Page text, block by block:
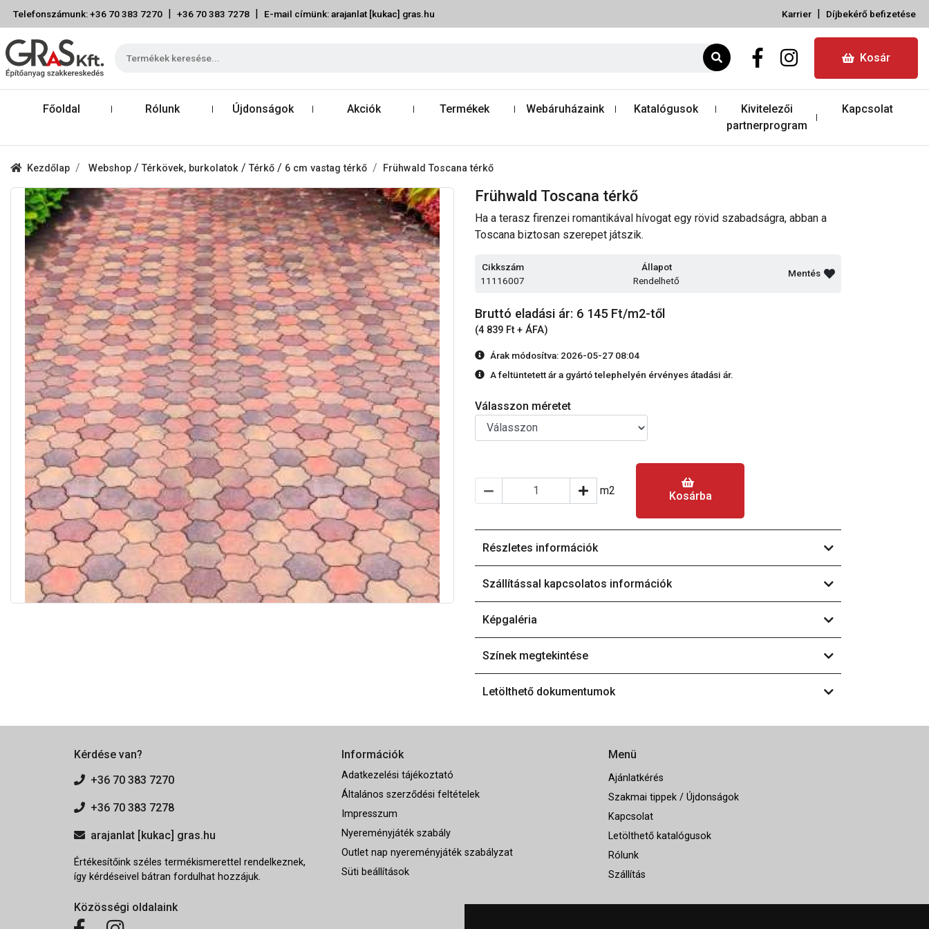
Telefonszámunk: +36 70 383 7270 | +36 70 383 7278 | E-mail címünk: arajanlat [kukac] gras.hu Karrier | Díjbekérő befizetése
Kosár
Főoldal Rólunk Újdonságok Akciók Termékek Webáruházaink Katalógusok
Kivitelezői
partnerprogram
Kapcsolat
Kezdőlap Webshop /Térkövek, burkolatok /Térkő / 6 cm vastag térkő Frühwald Toscana térkő
Frühwald Toscana térkő
Ha a terasz firenzei romantikával hívogat egy rövid szabadságra, abban a
Toscana biztosan szerepet játszik.
Cikkszám
11116007
Állapot
Rendelhető
Mentés
Bruttó eladási ár: 6 145Ft/m2-től
(4 839 Ft + ÁFA)
Árak módosítva: 2026-05-27 08:04
A feltüntetett ár a gyártó telephelyén érvényes átadási ár.
Válasszon méretet
m2 Kosárba
Részletes információk
Szállítással kapcsolatos információk
Képgaléria
Színek megtekintése
Letölthető dokumentumok
Kérdése van?
+36 70 383 7270
+36 70 383 7278
arajanlat [kukac] gras.hu
Értékesítőink széles termékismerettel rendelkeznek,
így kérdéseivel bátran fordulhat hozzájuk.
Közösségi oldalaink
Információk
Adatkezelési tájékoztató
Általános szerződési feltételek
Impresszum
Nyereményjáték szabály
Outlet nap nyereményjáték szabályzat
Süti beállítások
Menü
Ajánlatkérés
Szakmai tippek / Újdonságok
Kapcsolat
Letölthető katalógusok
Rólunk
Szállítás